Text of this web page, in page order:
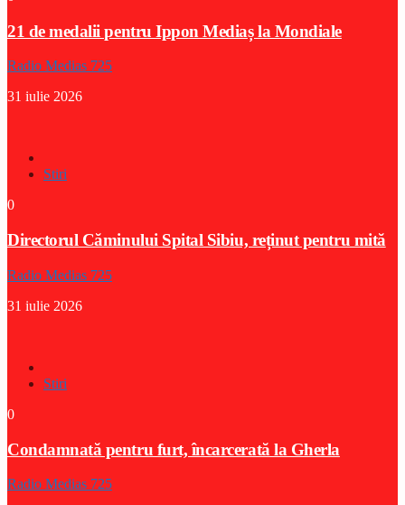
21 de medalii pentru Ippon Mediaș la Mondiale
Radio Medias 725
31 iulie 2026
Stiri
0
Directorul Căminului Spital Sibiu, reținut pentru mită
Radio Medias 725
31 iulie 2026
Stiri
0
Condamnată pentru furt, încarcerată la Gherla
Radio Medias 725